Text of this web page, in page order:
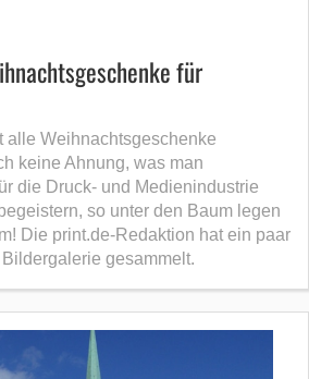
für
alle Weihnachtsgeschenke
keine Ahnung, was man
die Druck- und Medienindustrie
so unter den Baum legen
Die print.de-Redaktion hat ein paar
gesammelt.